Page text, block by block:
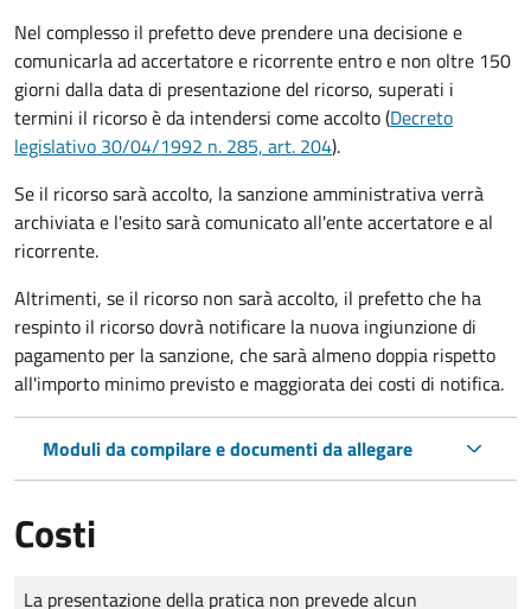
Nel complesso il prefetto deve prendere una decisione e
comunicarla ad accertatore e ricorrente entro e non oltre 150
giorni dalla data di presentazione del ricorso, superati i
termini il ricorso è da intendersi come accolto (Decreto
legislativo 30/04/1992 n. 285, art. 204).
Se il ricorso sarà accolto, la sanzione amministrativa verrà
archiviata e l'esito sarà comunicato all'ente accertatore e al
ricorrente.
Altrimenti, se il ricorso non sarà accolto, il prefetto che ha
respinto il ricorso dovrà notificare la nuova ingiunzione di
pagamento per la sanzione, che sarà almeno doppia rispetto
all'importo minimo previsto e maggiorata dei costi di notifica.
Moduli da compilare e documenti da allegare
Costi
Tipo di pagamento
Importo
La presentazione della pratica non prevede alcun